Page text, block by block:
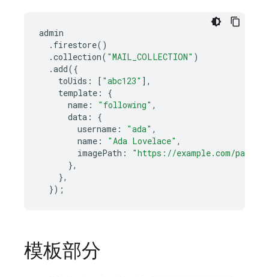
admin
. firestore()
.collection( "MAIL_COLLECTION" )
.add({
toUids : [ "abc123" ],
template :
{
name : "following" ,
data :
{
username : "ada" ,
name : "Ada Lovelace" ,
imagePath :
"https://example.com/path/
},
},
});
模板部分